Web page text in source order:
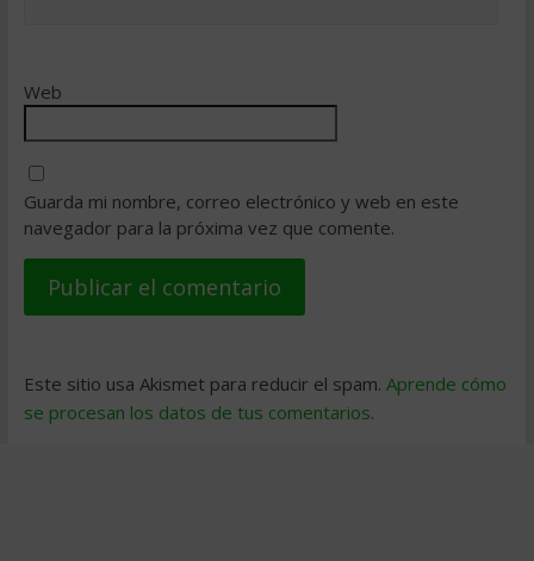
Web
Guarda mi nombre, correo electrónico y web en este
navegador para la próxima vez que comente.
Este sitio usa Akismet para reducir el spam. Aprende cómo
se procesan los datos de tus comentarios.